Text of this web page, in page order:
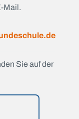
Mail.
Sie auf der